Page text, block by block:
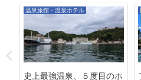
温泉旅館・温泉ホテル
史上最強温泉、５度目のホ